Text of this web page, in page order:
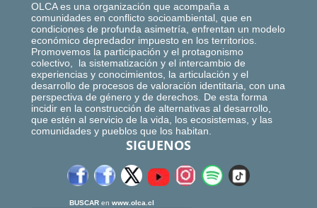
OLCA es una organización que acompaña a
comunidades en conflicto socioambiental, que en
condiciones de profunda asimetría, enfrentan un modelo
económico depredador impuesto en los territorios.
Promovemos la participación y el protagonismo
colectivo, la sistematización y el intercambio de
experiencias y conocimientos, la articulación y el
desarrollo de procesos de valoración identitaria, con una
perspectiva de género y de derechos. De esta forma
incidir en la construcción de alternativas al desarrollo,
que estén al servicio de la vida, los ecosistemas, y las
comunidades y pueblos que los habitan.
SIGUENOS
BUSCAR en www.olca.cl